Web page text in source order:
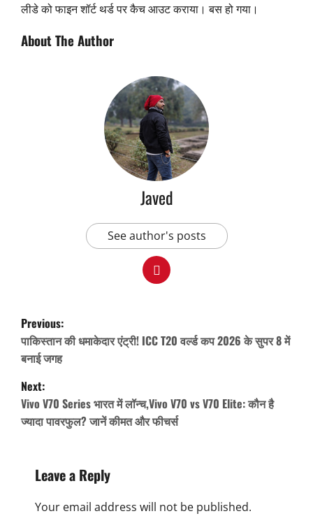
लीडे को फाइन शॉर्ट थर्ड पर कैच आउट कराया। बस हो गया।
About The Author
Javed
See author's posts
P
o
s
t
n
a
Previous:
पाकिस्तान की धमाकेदार एंट्री! ICC T20 वर्ल्ड कप 2026 के सुपर 8 में
बनाई जगह
Next:
Vivo V70 Series भारत में लॉन्च,Vivo V70 vs V70 Elite: कौन है
ज्यादा पावरफुल? जानें कीमत और फीचर्स
Leave a Reply
Your email address will not be published.